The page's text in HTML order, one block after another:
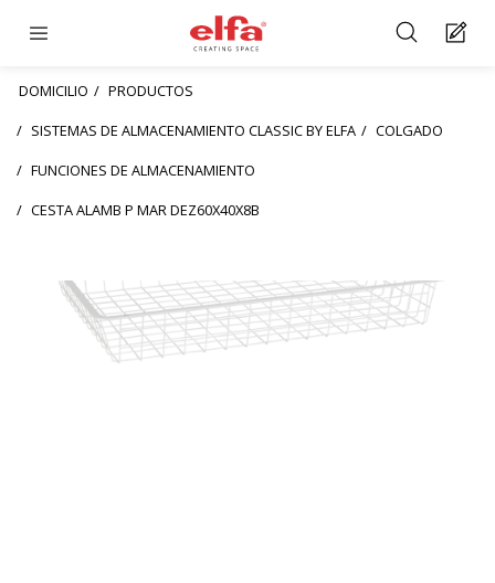
DOMICILIO
PRODUCTOS
SISTEMAS DE ALMACENAMIENTO CLASSIC BY ELFA
COLGADO
FUNCIONES DE ALMACENAMIENTO
CESTA ALAMB P MAR DEZ60X40X8B